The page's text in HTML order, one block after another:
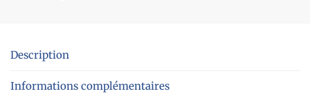
Description
Informations complémentaires